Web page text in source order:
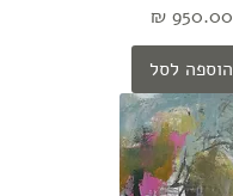
מחיר
הוספה לסל